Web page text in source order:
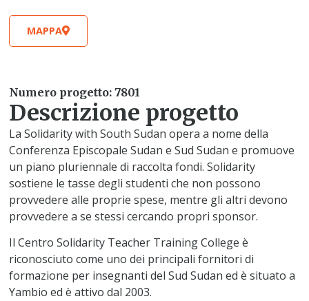
MAPPA
Numero progetto: 7801
Descrizione progetto
La Solidarity with South Sudan opera a nome della
Conferenza Episcopale Sudan e Sud Sudan e promuove
un piano pluriennale di raccolta fondi. Solidarity
sostiene le tasse degli studenti che non possono
provvedere alle proprie spese, mentre gli altri devono
provvedere a se stessi cercando propri sponsor.
Il Centro Solidarity Teacher Training College è
riconosciuto come uno dei principali fornitori di
formazione per insegnanti del Sud Sudan ed è situato a
Yambio ed è attivo dal 2003.